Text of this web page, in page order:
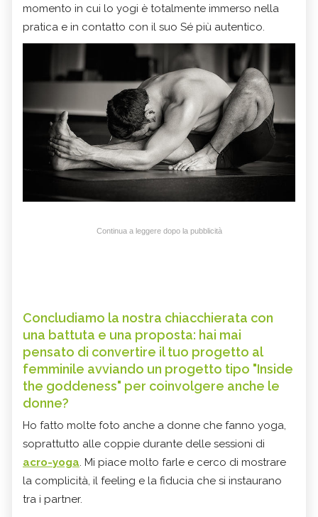
momento in cui lo yogi è totalmente immerso nella
pratica e in contatto con il suo Sé più autentico.
Continua a leggere dopo la pubblicità
Concludiamo la nostra chiacchierata con
una battuta e una proposta: hai mai
pensato di convertire il tuo progetto al
femminile avviando un progetto tipo "Inside
the goddeness" per coinvolgere anche le
donne?
Ho fatto molte foto anche a donne che fanno yoga,
soprattutto alle coppie durante delle sessioni di
acro-yoga. Mi piace molto farle e cerco di mostrare
la complicità, il feeling e la fiducia che si instaurano
tra i partner.